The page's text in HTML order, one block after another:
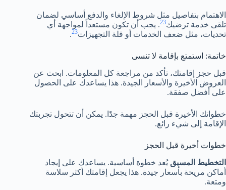
الاهتمام بتفاصيل مثل شروط الإلغاء والدفع أساسي لضمان
تلقى خدمة ترضيك23. يجب أن تكون مستعداً لمواجهة أي
تحديات، مثل ضعف الخدمات أو قلة التجهيزات23
.
خاتمة: استمتع بإقامة لا تنسى
قبل حجز إقامتك، تأكد من مراجعة كل المعلومات. ابحث عن
العروض الأخيرة والأسعار الجيدة. هذا يساعدك على الحصول
على أفضل صفقة.
خطواتك الأخيرة قبل الحجز مهمة جدًا. يمكن أن تتحول تجربتك
الإقامة إلى شيء رائع.
خطوات أخيرة قبل الحجز
التخطيط المسبق يُعد خطوة أساسية. يساعدك على إيجاد
أماكن مريحة بأسعار جيدة. هذا يجعل إقامتك أكثر سلاسة
ومتعة.